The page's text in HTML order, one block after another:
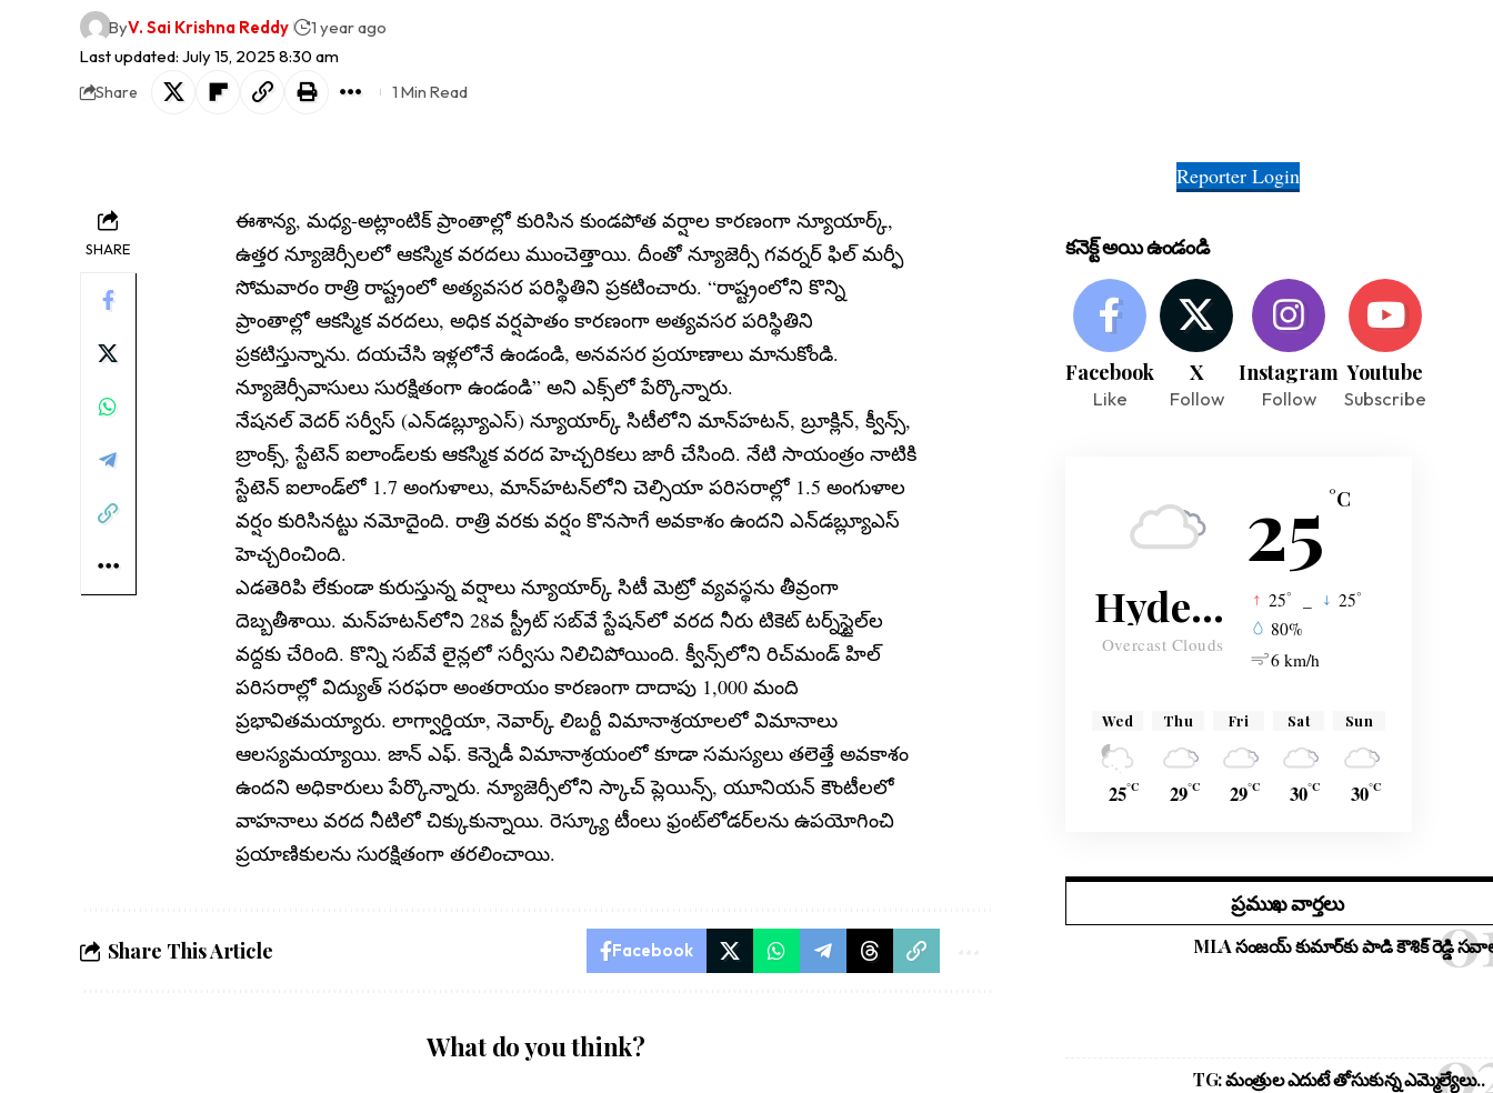
Last updated: July 15, 2025 8:30 am
ByV. Sai Krishna Reddy 1 year ago
Share 1 Min Read
SHARE
ఈశాన్య, మధ్య-అట్లాంటిక్ ప్రాంతాల్లో కురిసిన కుండపోత వర్షాల కారణంగా న్యూయార్క్,
ఉత్తర న్యూజెర్సీలలో ఆకస్మిక వరదలు ముంచెత్తాయి. దీంతో న్యూజెర్సీ గవర్నర్ ఫిల్ మర్ఫీ
సోమవారం రాత్రి రాష్ట్రంలో అత్యవసర పరిస్థితిని ప్రకటించారు. “రాష్ట్రంలోని కొన్ని
ప్రాంతాల్లో ఆకస్మిక వరదలు, అధిక వర్షపాతం కారణంగా అత్యవసర పరిస్థితిని
ప్రకటిస్తున్నాను. దయచేసి ఇళ్లలోనే ఉండండి, అనవసర ప్రయాణాలు మానుకోండి.
న్యూజెర్సీవాసులు సురక్షితంగా ఉండండి” అని ఎక్స్‌లో పేర్కొన్నారు.
నేషనల్ వెదర్ సర్వీస్ (ఎన్‌డబ్ల్యూఎస్) న్యూయార్క్ సిటీలోని మాన్‌హటన్, బ్రూక్లిన్, క్వీన్స్,
బ్రాంక్స్, స్టేటెన్ ఐలాండ్‌లకు ఆకస్మిక వరద హెచ్చరికలు జారీ చేసింది. నేటి సాయంత్రం నాటికి
స్టేటెన్ ఐలాండ్‌లో 1.7 అంగుళాలు, మాన్‌హటన్‌లోని చెల్సియా పరిసరాల్లో 1.5 అంగుళాల
వర్షం కురిసినట్టు నమోదైంది. రాత్రి వరకు వర్షం కొనసాగే అవకాశం ఉందని ఎన్‌డబ్ల్యూఎస్
హెచ్చరించింది.
ఎడతెరిపి లేకుండా కురుస్తున్న వర్షాలు న్యూయార్క్ సిటీ మెట్రో వ్యవస్థను తీవ్రంగా
దెబ్బతీశాయి. మన్‌హటన్‌లోని 28వ స్ట్రీట్ సబ్‌వే స్టేషన్‌లో వరద నీరు టికెట్ టర్న్‌స్టైల్‌ల
వద్దకు చేరింది. కొన్ని సబ్‌వే లైన్లలో సర్వీసు నిలిచిపోయింది. క్వీన్స్‌లోని రిచ్‌మండ్ హిల్
పరిసరాల్లో విద్యుత్ సరఫరా అంతరాయం కారణంగా దాదాపు 1,000 మంది
ప్రభావితమయ్యారు. లాగ్వార్డియా, నెవార్క్ లిబర్టీ విమానాశ్రయాలలో విమానాలు
ఆలస్యమయ్యాయి. జాన్ ఎఫ్. కెన్నెడీ విమానాశ్రయంలో కూడా సమస్యలు తలెత్తే అవకాశం
ఉందని అధికారులు పేర్కొన్నారు. న్యూజెర్సీలోని స్కాచ్ ప్లెయిన్స్, యూనియన్ కౌంటీలలో
వాహనాలు వరద నీటిలో చిక్కుకున్నాయి. రెస్క్యూ టీంలు ఫ్రంట్‌లోడర్‌లను ఉపయోగించి
ప్రయాణికులను సురక్షితంగా తరలించాయి.
Share This Article Facebook
What do you think?
Reporter Login
కనెక్ట్ అయి ఉండండి
Facebook
Like
X
Follow
Instagram
Follow
Youtube
Subscribe
25 °C
Hyderabad
Overcast Clouds
25° 25°
80%
6 km/h
Wed
25°C
Thu
29°C
Fri
29°C
Sat
30°C
Sun
30°C
ప్రముఖ వార్తలు
MLA సంజయ్ కుమార్‌కు పాడి కౌశిక్ రెడ్డి
TG: మంత్రుల ఎదుటే తోసుకున్న ఎమ్మెల్యేలు..